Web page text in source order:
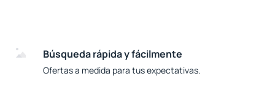
Búsqueda rápida y fácilmente
Ofertas a medida para tus expectativas.